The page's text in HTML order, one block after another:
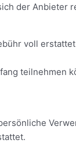
der Anbieter
voll
teilnehmen